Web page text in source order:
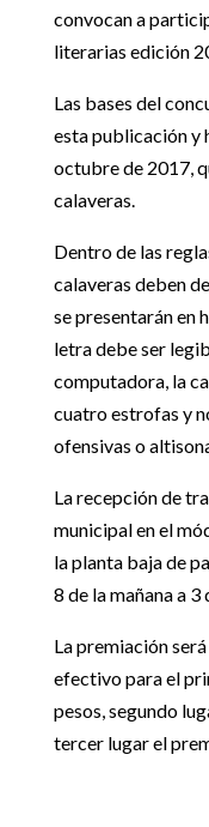
convocan a
literarias edición
Las bases del
esta publicación y
octubre de 2017,
calaveras.
Dentro de las
calaveras deben
se presentarán en
letra debe ser
computadora, la
cuatro estrofas y
ofensivas o
La recepción de
municipal en el
la planta baja de
8 de la mañana a 3
La premiación
efectivo para el
pesos, segundo
tercer lugar el